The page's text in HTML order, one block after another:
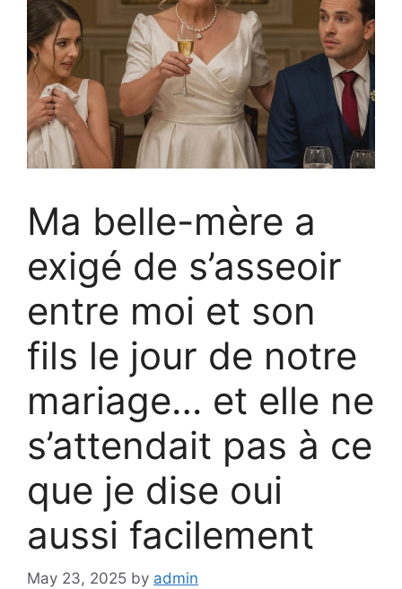
Ma belle-mère a
exigé de s’asseoir
entre moi et son
fils le jour de notre
mariage… et elle ne
s’attendait pas à ce
que je dise oui
aussi facilement
May 23, 2025 by admin